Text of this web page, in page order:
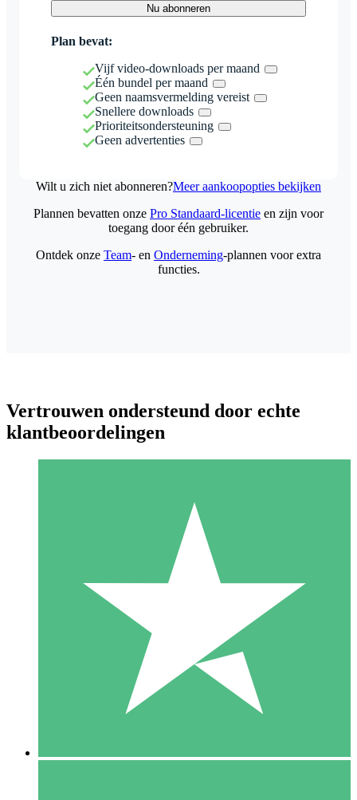
Nu abonneren
Plan bevat:
Vijf video-downloads per maand
Één bundel per maand
Geen naamsvermelding vereist
Snellere downloads
Prioriteitsondersteuning
Geen advertenties
Wilt u zich niet abonneren?Meer aankoopopties bekijken
Individuele Creditpakketten
Betaal per gebruik met downloadtegoeden. Geen maandelijkse
1000
Plannen bevatten onze Pro Standaard-licentie en zijn voor
toegang door één gebruiker.
Ontdek onze Team- en Onderneming-plannen voor extra
functies.
Vertrouwen ondersteund door echte
klantbeoordelingen